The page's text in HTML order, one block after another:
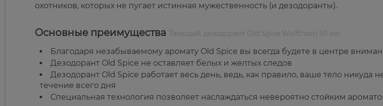
охотников, которых не пугает истинная мужественность (и дезодоранты).
Основные преимущества
Благодаря незабываемому аромату Old Spice вы всегда будете в центре
Дезодорант Old Spice не оставляет белых и желтых следов
Дезодорант Old Spice работает весь день, ведь, как правило, ваше тело никуда
течение всего дня
Специальная технология позволяет наслаждаться невероятно стойким